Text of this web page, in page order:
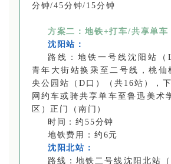
分钟/45分钟/15分钟
方案二：地铁+打车/共享单车
沈阳站：
路线：地铁一号线沈阳站
青年大街站换乘至二号线，桃
央公园站（D口）（共16站），
网约车或骑共享单车至鲁迅美术
区）正门（南门）
时间：约55分钟
地铁费用：约6元
沈阳北站：
路线：地铁二号线沈阳北站